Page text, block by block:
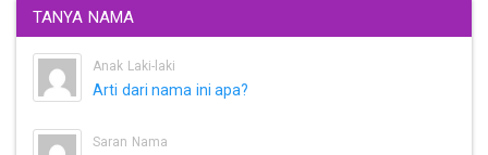
TANYA NAMA
Anak Laki-laki
Arti dari nama ini apa?
Saran Nama